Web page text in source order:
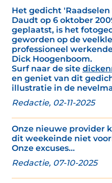
Het gedicht
Daudt op 6 oktober
geplaatst, is het
geworden op de
professioneel
Dick Hoogenboom.
Surf naar de site
en geniet van dit
illustratie in de
Redactie, 02-11-2025
Onze nieuwe provider
dit weekeinde niet
Onze excuses...
Redactie, 07-10-2025